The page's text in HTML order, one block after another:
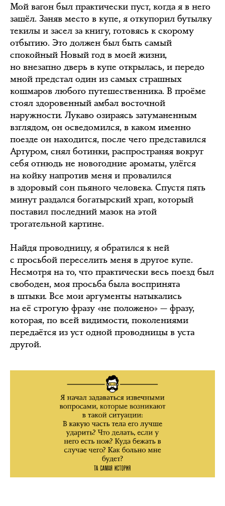
Мой вагон был практически пуст, когда я в него
зашёл. Заняв место в купе, я откупорил бутылку
текилы и засел за книгу, готовясь к скорому
отбытию. Это должен был быть самый
спокойный Новый год в моей жизни,
но внезапно дверь в купе открылась, и передо
мной предстал один из самых страшных
кошмаров любого путешественника. В проёме
стоял здоровенный амбал восточной
наружности. Лукаво озираясь затуманенным
взглядом, он осведомился, в каком именно
поезде он находится, после чего представился
Артуром, снял ботинки, распространяя вокруг
себя отнюдь не новогодние ароматы, улёгся
на койку напротив меня и провалился
в здоровый сон пьяного человека. Спустя пять
минут раздался богатырский храп, который
поставил последний мазок на этой
трогательной картине.
Найдя проводницу, я обратился к ней
с просьбой переселить меня в другое купе.
Несмотря на то, что практически весь поезд был
свободен, моя просьба была воспринята
в штыки. Все мои аргументы натыкались
на её строгую фразу «не положено» — фразу,
которая, по всей видимости, поколениями
передаётся из уст одной проводницы в уста
другой.